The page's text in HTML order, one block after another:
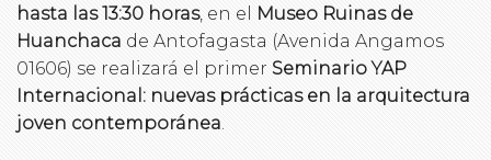
hasta las 13:30 horas, en el
Museo Ruinas de
Huanchaca de Antofagasta (Avenida Angamos
01606) se realizará el primer Seminario YAP
Internacional: nuevas prácticas en la arquitectura
joven contemporánea.